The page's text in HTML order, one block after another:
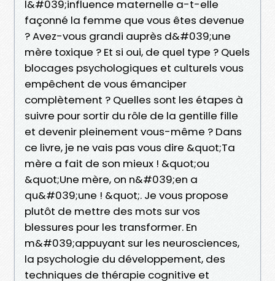
l&#039;influence maternelle a-t-elle
façonné la femme que vous êtes devenue
? Avez-vous grandi auprès d&#039;une
mère toxique ? Et si oui, de quel type ? Quels
blocages psychologiques et culturels vous
empêchent de vous émanciper
complètement ? Quelles sont les étapes à
suivre pour sortir du rôle de la gentille fille
et devenir pleinement vous-même ? Dans
ce livre, je ne vais pas vous dire &quot;Ta
mère a fait de son mieux ! &quot;ou
&quot;Une mère, on n&#039;en a
qu&#039;une ! &quot;. Je vous propose
plutôt de mettre des mots sur vos
blessures pour les transformer. En
m&#039;appuyant sur les neurosciences,
la psychologie du développement, des
techniques de thérapie cognitive et